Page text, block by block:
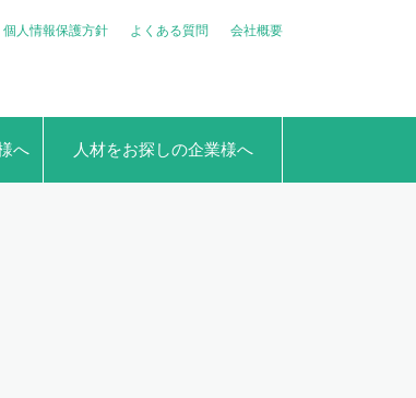
個人情報保護方針 よくある質問 会社概要
へ 人材をお探しの企業様へ